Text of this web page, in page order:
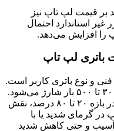
بر قیمت لپ تاپ نیز
غیر استاندارد احتمال
را افزایش می‌دهد.
باتری لپ تاپ
و نوع باتری کاربر است.
هر باتری لیتیوم یون به طور متوسط، ۳۰۰ تا ۵۰۰ بار شارژ می‌شود.
پس نگهداری درست مثل تنظیم شارژ در بازه ۲۰ تا ۸۰ درصد، نقش
در گرمای شدید یا با
آسیب و حتی کاهش شدید